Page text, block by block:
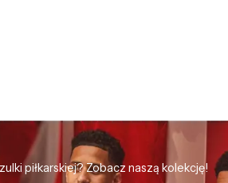
piłkarskiej? Zobacz naszą kolekcję!